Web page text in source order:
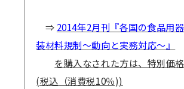
⇒ 2014年2月刊『各国の食品用
装材料規制～動向と実務対応～』
を購入なされた方は、特別価
(税込（消費税10％))